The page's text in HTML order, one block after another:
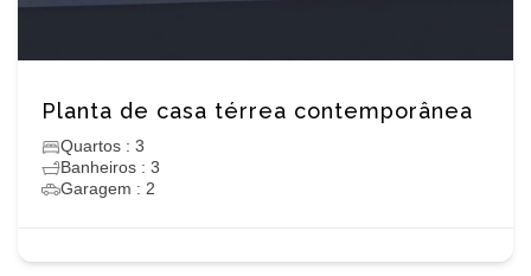
Planta de casa térrea contemporânea
Quartos : 3
Banheiros : 3
Garagem : 2